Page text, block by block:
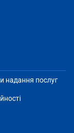
надання послуг